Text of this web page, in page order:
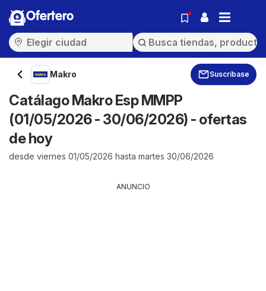
Ofertero
Makro Suscríbase
Catálago Makro Esp MMPP
(01/05/2026 - 30/06/2026) - ofertas
de hoy
desde viernes 01/05/2026 hasta martes 30/06/2026
ANUNCIO